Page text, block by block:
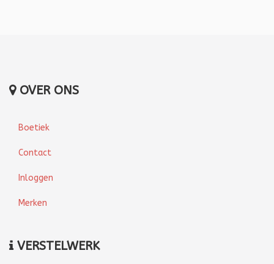
OVER ONS
Boetiek
Contact
Inloggen
Merken
VERSTELWERK